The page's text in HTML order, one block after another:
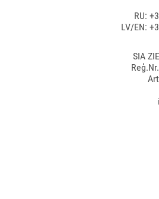
RU:
LV/EN:
SIA